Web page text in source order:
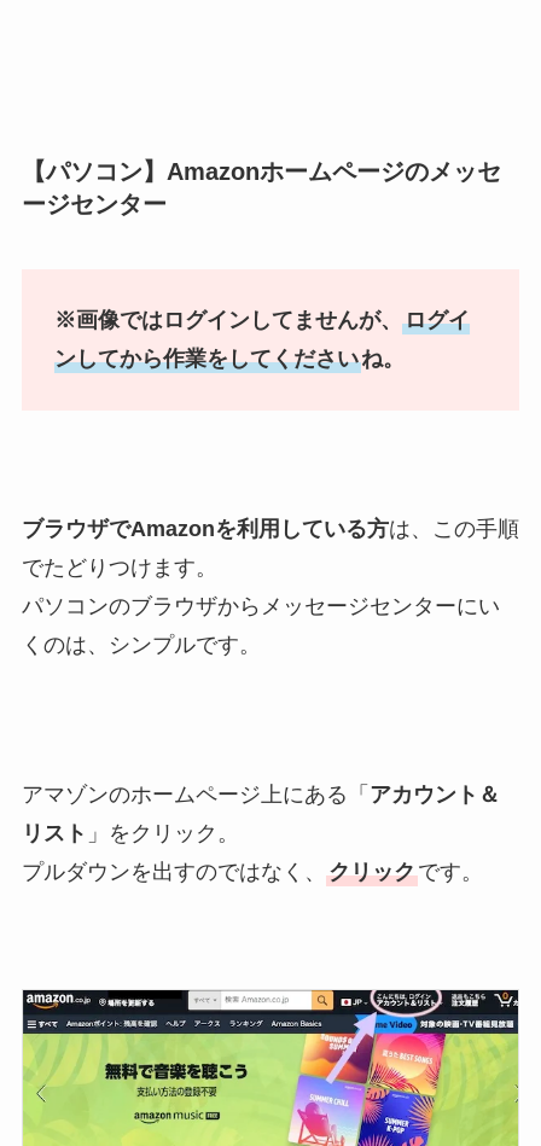
【パソコン】Amazonホームページのメッセ
ージセンター
※画像ではログインしてませんが、 ログイ
ンしてから作業をしてくださいね。
ブラウザでAmazonを利用している方は、この手順
でたどりつけます。
パソコンのブラウザからメッセージセンターにい
くのは、シンプルです。
アマゾンのホームページ上にある「 アカウント＆
リスト 」をクリック。
プルダウンを出すのではなく、 クリックです。